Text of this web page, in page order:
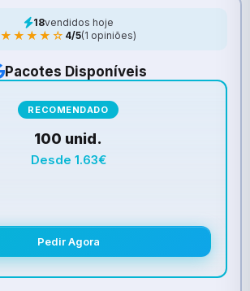
18vendidos hoje
★★★★☆ 4/5(1 opiniões)
Pacotes Disponíveis
RECOMENDADO
100 unid.
Desde 1.63€
Pedir Agora